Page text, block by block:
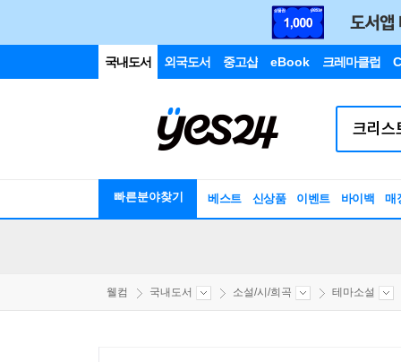
국내도서 외국도서 중고샵 eBook 크레마클럽
빠른분야찾기 베스트 신상품 이벤트 바이백 매
웰컴 국내도서 소설/시/희곡 테마소설